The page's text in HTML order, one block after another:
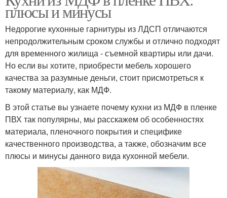
плюсы и минусы
Недорогие кухонные гарнитуры из ЛДСП отличаются
непродолжительным сроком службы и отлично подходят
для временного жилища - съемной квартиры или дачи.
Но если вы хотите, приобрести мебель хорошего
качества за разумные деньги, стоит присмотреться к
такому материалу, как МДФ.
В этой статье вы узнаете почему кухни из МДФ в пленке
ПВХ так популярны, мы расскажем об особенностях
материала, пленочного покрытия и специфике
качественного производства, а также, обозначим все
плюсы и минусы данного вида кухонной мебели.